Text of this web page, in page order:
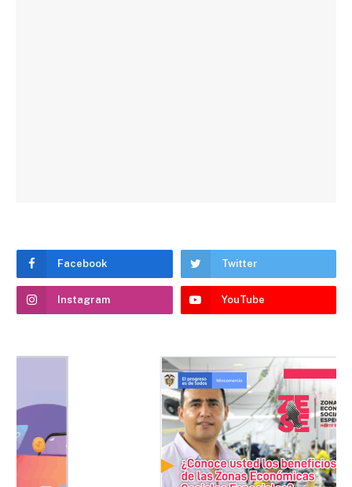
Facebook Twitter
Instagram YouTube